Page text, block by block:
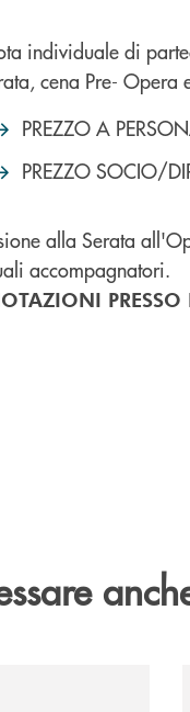
individuale di
cena Pre- Opera
PREZZO A
PREZZO SOCIO/
alla Serata
accompagnatori.